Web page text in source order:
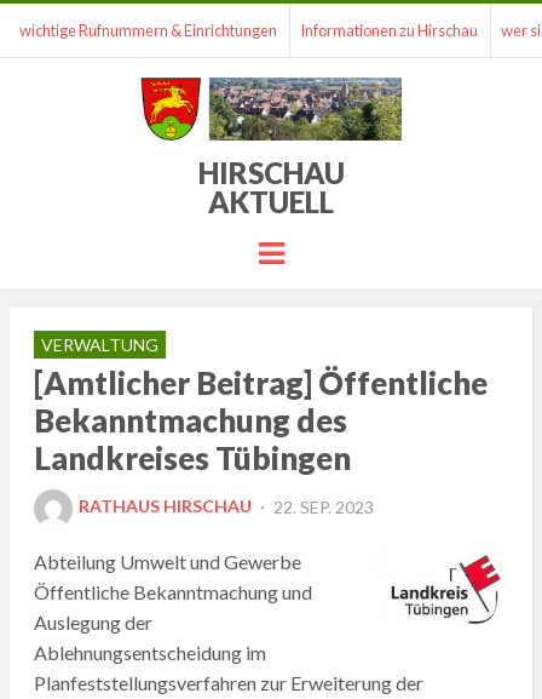
wichtige Rufnummern & Einrichtungen Informationen zu Hirschau wer
HIRSCHAU
AKTUELL
Menu
VERWALTUNG
[Amtlicher Beitrag] Öffentliche
Bekanntmachung des
Landkreises Tübingen
RATHAUS HIRSCHAU
POSTED
22. SEP. 2023
Abteilung Umwelt und Gewerbe
Öffentliche Bekanntmachung und
Auslegung der
Ablehnungsentscheidung im
Planfeststellungsverfahren zur Erweiterung der